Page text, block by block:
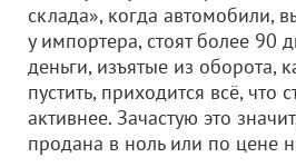
склада», когда автомобили,
у импортера, стоят более 90
деньги, изъятые из оборота,
пустить, приходится всё, что
активнее. Зачастую это
продана в ноль или по цене